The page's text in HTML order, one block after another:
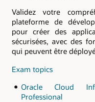
Validez votre
plateforme de
pour créer des
sécurisées, avec des
qui peuvent être
Exam topics
Oracle Cloud
Professional